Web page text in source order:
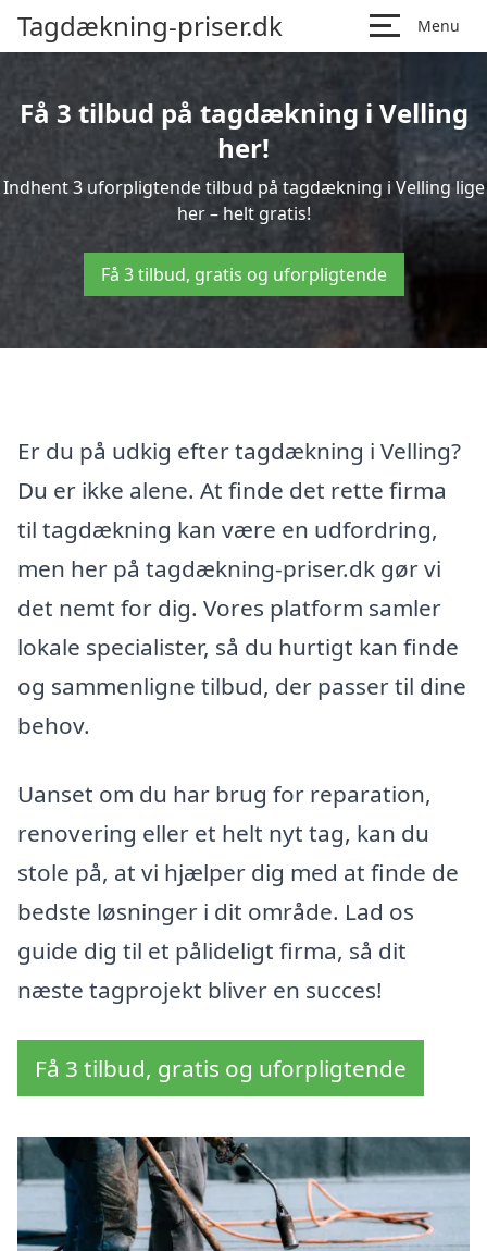
Tagdækning-priser.dk Menu
Få 3 tilbud på tagdækning i Velling
her!
Indhent 3 uforpligtende tilbud på tagdækning i Velling lige
her – helt gratis!
Få 3 tilbud, gratis og uforpligtende
Er du på udkig efter tagdækning i Velling?
Du er ikke alene. At finde det rette firma
til tagdækning kan være en udfordring,
men her på tagdækning-priser.dk gør vi
det nemt for dig. Vores platform samler
lokale specialister, så du hurtigt kan finde
og sammenligne tilbud, der passer til dine
behov.
Uanset om du har brug for reparation,
renovering eller et helt nyt tag, kan du
stole på, at vi hjælper dig med at finde de
bedste løsninger i dit område. Lad os
guide dig til et pålideligt firma, så dit
næste tagprojekt bliver en succes!
Få 3 tilbud, gratis og uforpligtende